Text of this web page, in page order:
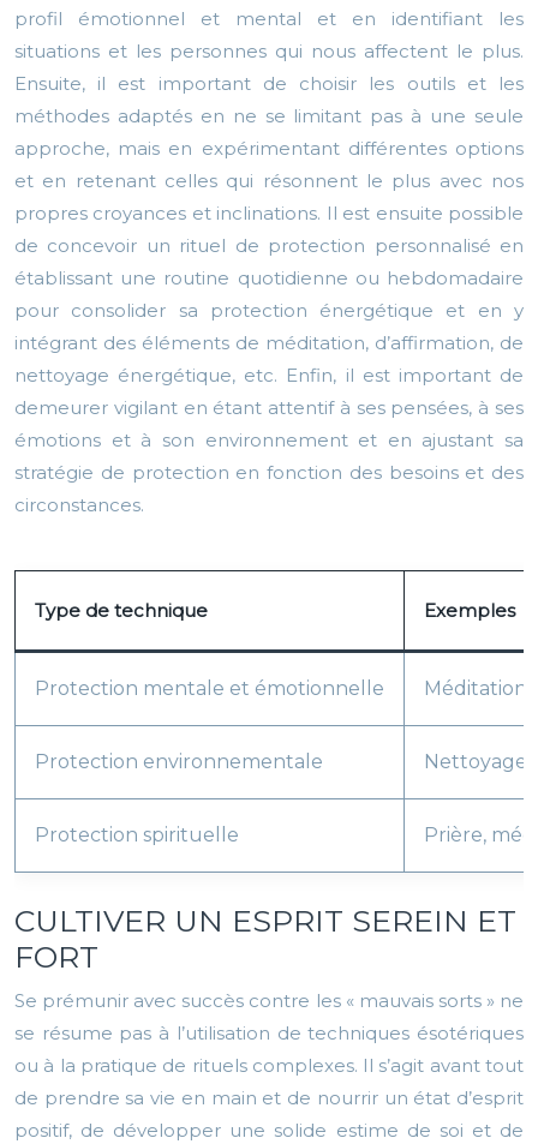
profil émotionnel et mental et en identifiant les
situations et les personnes qui nous affectent le plus.
Ensuite, il est important de choisir les outils et les
méthodes adaptés en ne se limitant pas à une seule
approche, mais en expérimentant différentes options
et en retenant celles qui résonnent le plus avec nos
propres croyances et inclinations. Il est ensuite possible
de concevoir un rituel de protection personnalisé en
établissant une routine quotidienne ou hebdomadaire
pour consolider sa protection énergétique et en y
intégrant des éléments de méditation, d’affirmation, de
nettoyage énergétique, etc. Enfin, il est important de
demeurer vigilant en étant attentif à ses pensées, à ses
émotions et à son environnement et en ajustant sa
stratégie de protection en fonction des besoins et des
circonstances.
Type de technique Exemples
Protection mentale et émotionnelle Méditation,
Protection environnementale Nettoyage
Protection spirituelle Prière,
CULTIVER UN ESPRIT SEREIN ET
FORT
Se prémunir avec succès contre les « mauvais sorts » ne
se résume pas à l’utilisation de techniques ésotériques
ou à la pratique de rituels complexes. Il s’agit avant tout
de prendre sa vie en main et de nourrir un état d’esprit
positif, de développer une solide estime de soi et de